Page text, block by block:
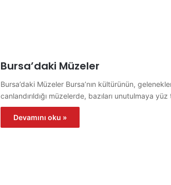
Bursa’daki Müzeler
Bursa’daki Müzeler Bursa’nın kültürünün,
canlandırıldığı müzelerde, bazıları unutulmaya
Devamını oku »